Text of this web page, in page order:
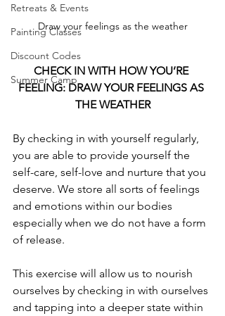
Retreats & Events
Painting Classes
Discount Codes
Summer Camp
Draw your feelings as the weather
CHECK IN WITH HOW YOU’RE
FEELING: DRAW YOUR FEELINGS AS
THE WEATHER
By checking in with yourself regularly,
you are able to provide yourself the
self-care, self-love and nurture that you
deserve. We store all sorts of feelings
and emotions within our bodies
especially when we do not have a form
of release.
This exercise will allow us to nourish
ourselves by checking in with ourselves
and tapping into a deeper state within